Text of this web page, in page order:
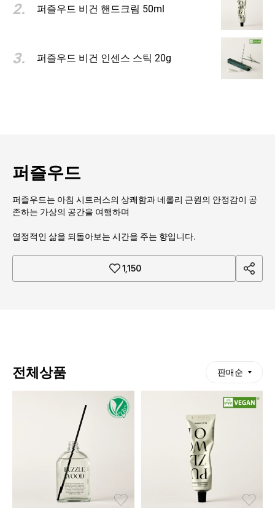
2. 퍼즐우드 비건 핸드크림 50ml
3. 퍼즐우드 비건 인센스 스틱 20g
퍼즐우드
퍼즐우드는 아침 시트러스의 상쾌함과 네롤리 근원의 안정감이 공
존하는 가상의 공간을 여행하며
열정적인 삶을 되돌아보는 시간을 주는 향입니다.
1,150
sha
re
전체상품 판매순